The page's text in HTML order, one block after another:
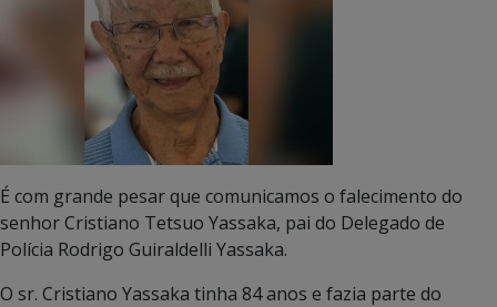
É com grande pesar que comunicamos o falecimento do
senhor Cristiano Tetsuo Yassaka, pai do Delegado de
Polícia Rodrigo Guiraldelli Yassaka.
O sr. Cristiano Yassaka tinha 84 anos e fazia parte do